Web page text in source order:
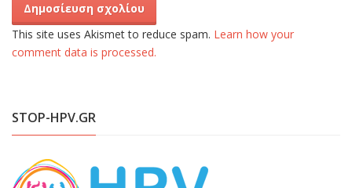
This site uses Akismet to reduce spam. Learn how your
comment data is processed.
STOP-HPV.GR